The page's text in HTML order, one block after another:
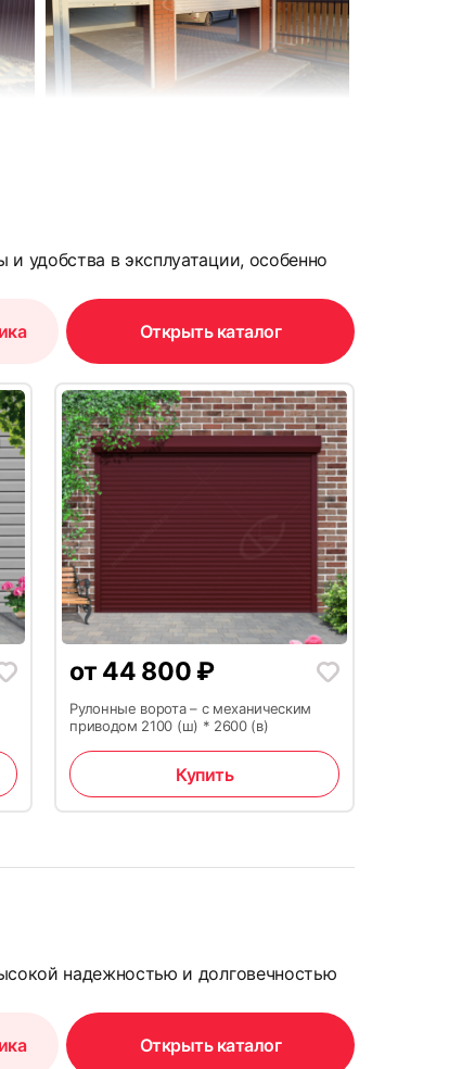
9
12
удобства в эксплуатации, особенно
Открыть каталог
от 44 800 ₽
Рулонные ворота – с механическим
приводом 2100 (ш) * 2600 (в)
Купить
надежностью и долговечностью
Открыть каталог